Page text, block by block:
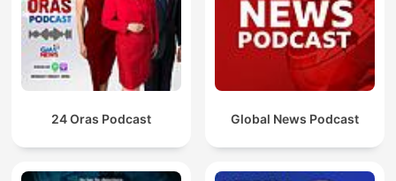
24 Oras Podcast Global News Podcast